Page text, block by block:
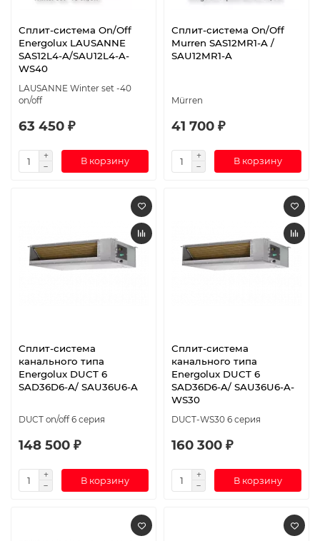
Сплит-система On/Off
Energolux LAUSANNE
SAS12L4-A/SAU12L4-A-
WS40
LAUSANNE Winter set -40
on/off
63 450 ₽
В корзину
Сплит-система On/Off
Murren SAS12MR1-A /
SAU12MR1-A
Mürren
41 700 ₽
В корзину
Сплит-система
канального типа
Energolux DUCT 6
SAD36D6-A/ SAU36U6-A
DUCT on/off 6 серия
148 500 ₽
В корзину
Сплит-система
канального типа
Energolux DUCT 6
SAD36D6-A/ SAU36U6-A-
WS30
DUCT-WS30 6 серия
160 300 ₽
В корзину